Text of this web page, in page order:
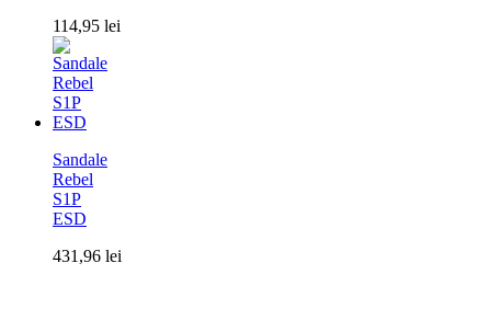
114,95 lei
Sandale
Rebel
S1P
ESD
431,96 lei